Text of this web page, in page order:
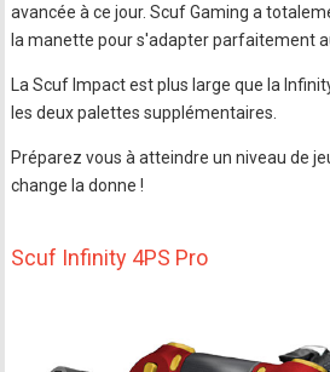
avancée à ce jour. Scuf Gaming a
la manette pour s'adapter parfaitement
La Scuf Impact est plus large que la
les deux palettes supplémentaires.
Préparez vous à atteindre un niveau de
change la donne !
Scuf Infinity 4PS Pro